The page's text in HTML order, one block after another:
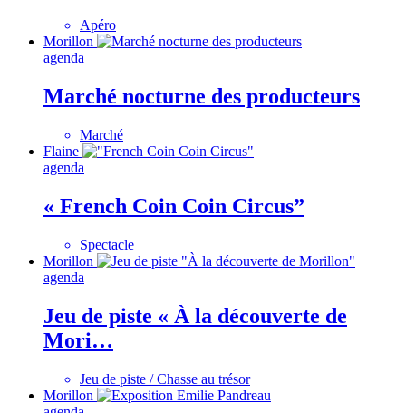
Apéro
Morillon
agenda
Marché nocturne des producteurs
Marché
Flaine
agenda
« French Coin Coin Circus”
Spectacle
Morillon
agenda
Jeu de piste « À la découverte de
Mori…
Jeu de piste / Chasse au trésor
Morillon